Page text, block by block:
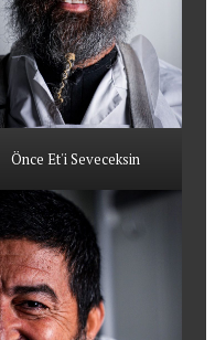
Önce Et'i Seveceksin